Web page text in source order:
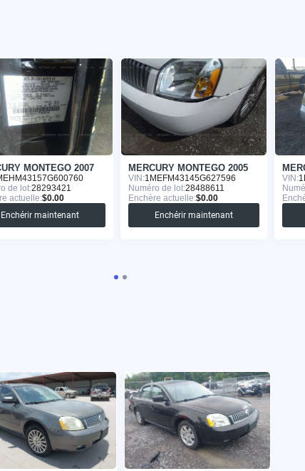
MONTEGO 2007
de lot:28293421
actuelle:$0.00
Enchérir maintenant
MERCURY MONTEGO 2005
VIN:1MEFM43145G627596
Numéro de lot:28488611
Enchère actuelle:$0.00
Enchérir maintenant
VIN: